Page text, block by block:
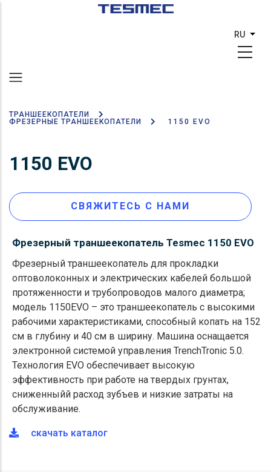
RU
Строка
ТРАНШЕЕКОПАТЕЛИ
ФРЕЗЕРНЫЕ ТРАНШЕЕКОПАТЕЛИ
1150 EVO
1150 EVO
СВЯЖИТЕСЬ С НАМИ
Фрезерный траншеекопатель Tesmec 1150 EVO
Фрезерный траншеекопатель для прокладки
оптоволоконных и электрических кабелей большой
протяженности и трубопроводов малого диаметра;
модель 1150EVO – это траншеекопатель с высокими
рабочими характеристиками, способный копать на 152
см в глубину и 40 см в ширину. Машина оснащается
электронной системой управления TrenchTronic 5.0.
Технология EVO обеспечивает высокую
эффективность при работе на твердых грунтах,
сниженныйй расход зубъев и низкие затраты на
обслуживание.
скачать каталог